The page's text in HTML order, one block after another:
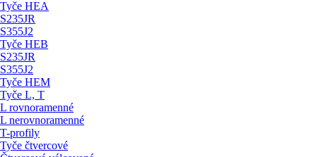
Tyče HEA
S235JR
S355J2
Tyče HEB
S235JR
S355J2
Tyče HEM
Tyče L, T
L rovnoramenné
L nerovnoramenné
T-profily
Tyče čtvercové